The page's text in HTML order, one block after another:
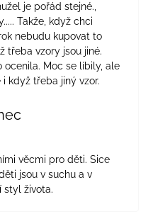
je pořád stejné.,
Takže, když chci
nebudu kupovat to
třeba vzory jsou jiné.
ocenila. Moc se líbily, ale
když třeba jiný vzor.
je 5 z 5 hvězdiček.
věcmi pro děti. Sice
jsou v suchu a v
styl života.